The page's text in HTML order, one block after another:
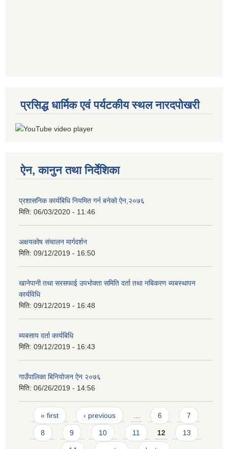
प्रसिद्ध धार्मिक एवं पर्यटकीय स्थल नारदपोखरी
ऐन, कानुन तथा निर्देशिका
प्रशासनिक कार्यबिधि नियमित गर्न बनेको ऐन,२०७६
मिति: 06/03/2020 - 11:46
अक्षयकोष संचालन मार्गदर्शन
मिति: 09/12/2019 - 16:50
खानेपानी तथा सरसफाई उपभोक्ता समिति दर्ता तथा नबिकरण ब्यबस्थापन
कार्यविधि
मिति: 09/12/2019 - 16:48
ब्यबसाय दर्ता कार्यबिधि
मिति: 09/12/2019 - 16:43
गाउँपालिका बिनियोजन ऐन २०७६
मिति: 06/26/2019 - 14:56
Pages
« first ‹ previous 6 7
8 9 10 11 12 13